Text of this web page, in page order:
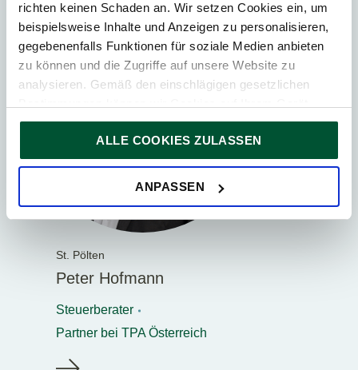
richten keinen Schaden an. Wir setzen Cookies ein, um
beispielsweise Inhalte und Anzeigen zu personalisieren,
gegebenenfalls Funktionen für soziale Medien anbieten
zu können und die Zugriffe auf unsere Website zu
analysieren. Gemäß den einschlägigen gesetzlichen
speichern, wenn diese für den Betrieb unserer Website
unbedingt notwendig sind. Für alle anderen Cookie-Typen
ersuchen wir um Ihre Einwilligung.
Sie können Ihre Einwilligung jederzeit in der
ALLE COOKIES ZULASSEN
ANPASSEN
St. Pölten
Peter Hofmann
Steuerberater
Partner bei TPA Österreich